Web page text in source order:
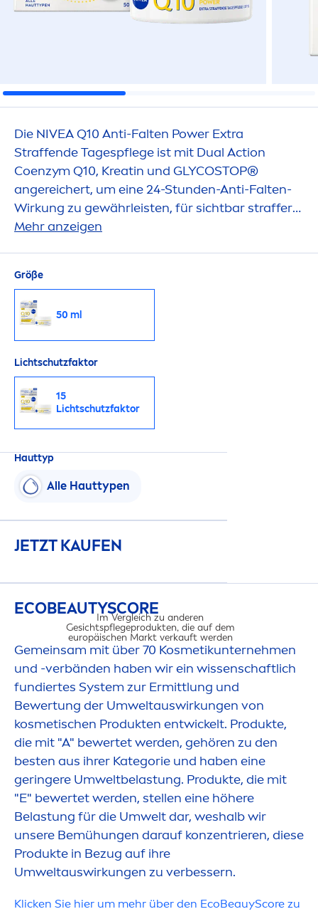
Die NIVEAQ10 Anti-Falten Power Extra
Straffende Tagespflege ist mit Dual Action
Coenzym Q10, Kreatin und GLYCOSTOP®
angereichert, um eine 24-Stunden-Anti-Falten-
Wirkung zu gewährleisten, für sichtbar straffere
Haut und reduzierte Falten in 7 Tagen.
Mehr anzeigen
Größe
50 ml
Lichtschutzfaktor
15
Lichtschutzfaktor
Hauttyp
Alle Hauttypen
JETZT KAUFEN
ECOBEAUTYSCORE
Im Vergleich zu anderen
Gesichtspflegeprodukten, die auf dem
europäischen Markt verkauft werden​
Gemeinsam mit über 70 Kosmetikunternehmen
und -verbänden haben wir ein wissenschaftlich
fundiertes System zur Ermittlung und
Bewertung der Umweltauswirkungen von
kosmetischen Produkten entwickelt. Produkte,
die mit "A" bewertet werden, gehören zu den
besten aus ihrer Kategorie und haben eine
geringere Umweltbelastung. Produkte, die mit
"E" bewertet werden, stellen eine höhere
Belastung für die Umwelt dar, weshalb wir
unsere Bemühungen darauf konzentrieren, diese
Produkte in Bezug auf ihre
Umweltauswirkungen zu verbessern.
Klicken Sie hier um mehr über den EcoBeauyScore zu